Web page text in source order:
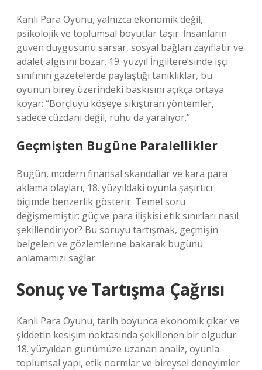
Kanlı Para Oyunu, yalnızca ekonomik değil,
psikolojik ve toplumsal boyutlar taşır. İnsanların
güven duygusunu sarsar, sosyal bağları zayıflatır ve
adalet algısını bozar. 19. yüzyıl İngiltere’sinde işçi
sınıfının gazetelerde paylaştığı tanıklıklar, bu
oyunun birey üzerindeki baskısını açıkça ortaya
koyar: “Borçluyu köşeye sıkıştıran yöntemler,
sadece cüzdanı değil, ruhu da yaralıyor.”
Geçmişten Bugüne Paralellikler
Bugün, modern finansal skandallar ve kara para
aklama olayları, 18. yüzyıldaki oyunla şaşırtıcı
biçimde benzerlik gösterir. Temel soru
değişmemiştir: güç ve para ilişkisi etik sınırları nasıl
şekillendiriyor? Bu soruyu tartışmak, geçmişin
belgeleri ve gözlemlerine bakarak bugünü
anlamamızı sağlar.
Sonuç ve Tartışma Çağrısı
Kanlı Para Oyunu, tarih boyunca ekonomik çıkar ve
şiddetin kesişim noktasında şekillenen bir olgudur.
18. yüzyıldan günümüze uzanan analiz, oyunla
toplumsal yapı, etik normlar ve bireysel deneyimler